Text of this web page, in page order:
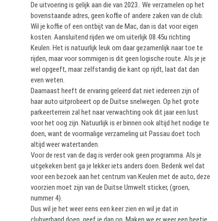
De uitvoering is gelijk aan die van 2023.. We verzamelen op het
bovenstaande adres, geen koffie of andere zaken van de club.
Wil je koffie of een ontbijt van de Mac, dan is dat voor eigen
kosten. Aansluitend rijden we om uiterlijk 08.45u richting
Keulen. Het is natuurlijk leuk om daar gezamenlijk naar toe te
rijden, maar voor sommigen is dit geen logische route. Als je je
wel opgeeft, maar zelfstandig die kant op rijdt, laat dat dan
even weten.
Daarnaast heeft de ervaring geleerd dat niet iedereen zijn of
haar auto uitprobeert op de Duitse snelwegen. Op het grote
parkeerterrein zal het naar verwachting ook dit jaar een lust
voor het oog zijn. Natuurlijk is er binnen ook altijd het nodige te
doen, want de voormalige verzameling uit Passau doet toch
altijd weer watertanden.
Voor de rest van de dag is verder ook geen programma. Als je
uitgekeken bent ga je lekker iets anders doen. Bedenk wel dat
voor een bezoek aan het centrum van Keulen met de auto, deze
voorzien moet zijn van de Duitse Umwelt sticker, (groen,
nummer 4).
Dus wil je het weer eens een keer zien en wil je dat in